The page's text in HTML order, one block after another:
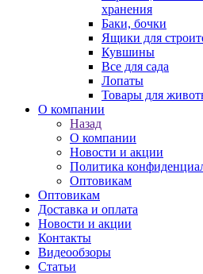
хранения
Баки, бочки
Ящики для
Кувшины
Все для сада
Лопаты
Товары для
О компании
Назад
О компании
Новости и акции
Политика
Оптовикам
Оптовикам
Доставка и оплата
Новости и акции
Контакты
Видеообзоры
Статьи